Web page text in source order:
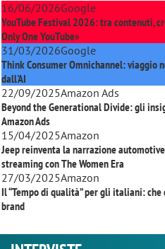
16/06/2026Google
YouTube Festival 2026: tra contenuti,
Only One YouTube»
31/03/2026Google
Think Consumer Omnichannel: viaggio
dall'AI
22/09/2025Amazon Ads
Beyond the Generational Divide: gli
Amazon Ads
15/04/2025Amazon
Jeep reinventa la narrazione
streaming conThe Women Era
27/03/2025Amazon
Il “Tempo di qualità” per gli italiani:
brand